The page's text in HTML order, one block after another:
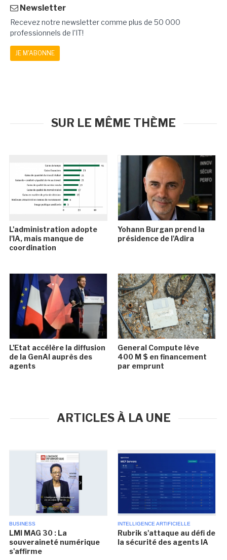
Newsletter
Recevez notre newsletter comme plus de 50 000
professionnels de l'IT!
JE M'ABONNE
SUR LE MÊME THÈME
L'administration adopte
l'IA, mais manque de
coordination
Yohann Burgan prend la
présidence de l'Adira
L'Etat accélère la diffusion
de la GenAI auprès des
agents
General Compute lève
400 M $ en financement
par emprunt
ARTICLES À LA UNE
BUSINESS
LMI MAG 30 : La
souveraineté numérique
s'affirme
INTELLIGENCE ARTIFICIELLE
Rubrik s'attaque au défi de
la sécurité des agents IA